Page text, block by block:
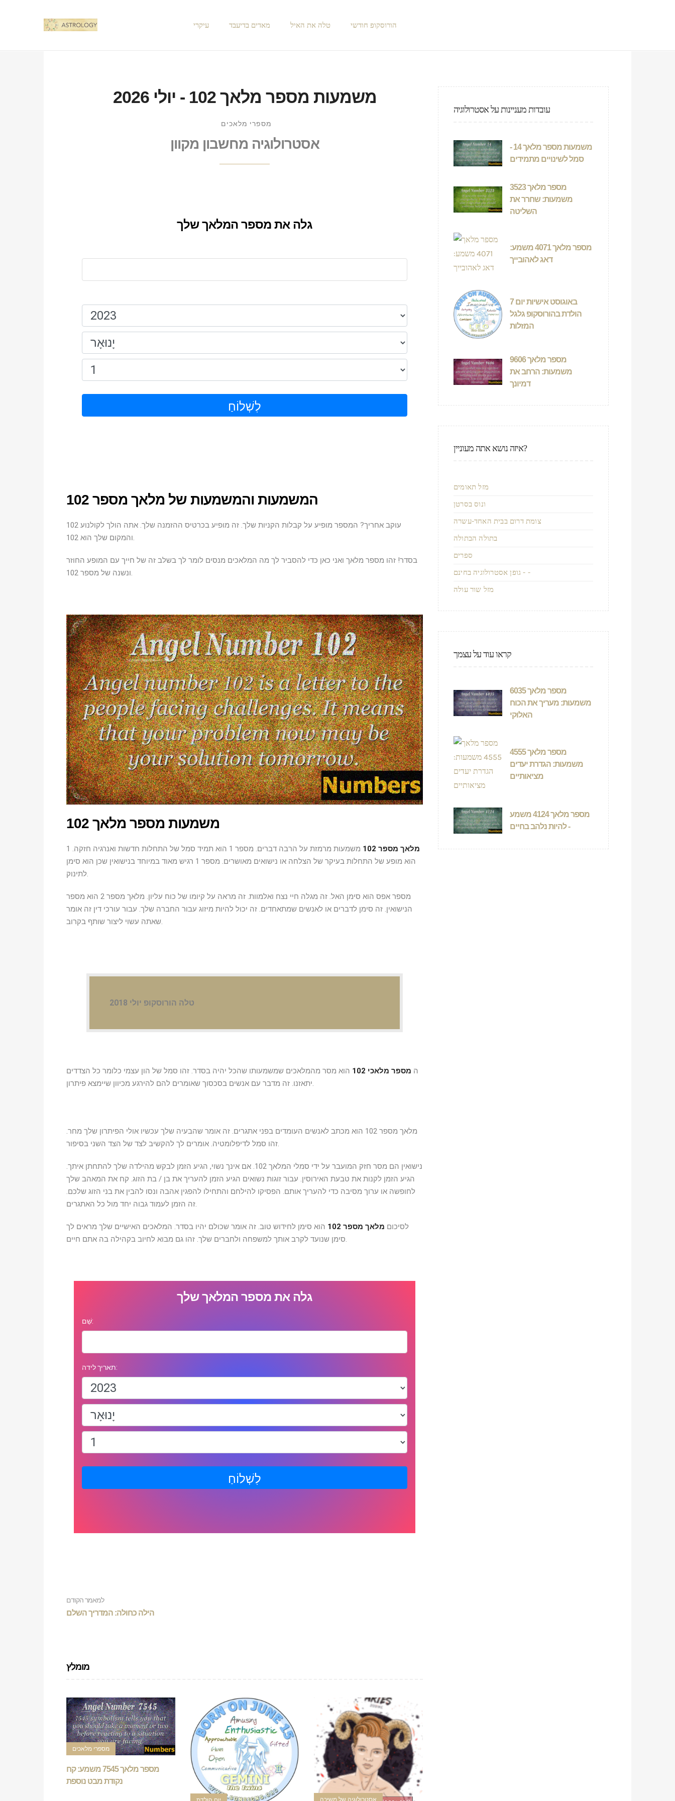
עיקרי מאדים בדיעבד טלה את האיל הורוסקופ חודשי
משמעות מספר מלאך 102 - יולי 2026
מספרי מלאכים
אסטרולוגיה מחשבון מקוון
גלה את מספר המלאך שלך
לִשְׁלוֹחַ
המשמעות והמשמעות של מלאך מספר 102
102 עוקב אחריך? המספר מופיע על קבלות הקניות שלך. זה מופיע בכרטיס ההזמנה שלך. אתה הולך לקולנוע
והמקום שלך הוא 102.
בסדר! זהו מספר מלאך ואני כאן כדי להסביר לך מה המלאכים מנסים לומר לך בשלב זה של חייך עם המופע החוזר
ונשנה של מספר 102.
משמעות מספר מלאך 102
מלאך מספר 102
משמעות מרמזת על הרבה דברים. מספר 1 הוא תמיד סמל של התחלות חדשות ואנרגיה חזקה. 1
הוא מופע של התחלות בעיקר של הצלחה או נישואים מאושרים. מספר 1 רגיש מאוד במיוחד בנישואין שכן הוא סימן
לתינוק.
מספר אפס הוא סימן האל. זה מגלה חיי נצח ואלמוות. זה מראה על קיומו של כוח עליון. מלאך מספר 2 הוא מספר
הנישואין. זה סימן לדברים או לאנשים שמתאחדים. זה יכול להיות מיזוג עבור החברה שלך. עבור עורכי דין זה אומר
שאתה עשוי ליצור שותף בקרוב.
טלה הורוסקופ יולי 2018
ה מספר מלאכי 102
הוא מסר מהמלאכים שמשמעותו שהכל יהיה בסדר. זהו סמל של הון עצמי כלומר כל הצדדים
יתאזנו. זה מדבר עם אנשים בסכסוך שאומרים להם להירגע מכיוון שיימצא פיתרון.
מלאך מספר 102 הוא מכתב לאנשים העומדים בפני אתגרים. זה אומר שהבעיה שלך עכשיו אולי הפיתרון שלך מחר.
זהו סמל לדיפלומטיה. אומרים לך להקשיב לצד של הצד השני בסיפור.
נישואין הם מסר חזק המועבר על ידי סמלי המלאך 102. אם אינך נשוי, הגיע הזמן לבקש מהילדה שלך להתחתן איתך.
הגיע הזמן לקנות את טבעת האירוסין. עבור זוגות נשואים הגיע הזמן להעריך את בן / בת הזוג. קח את המאהב שלך
לחופשה או ערוך מסיבה כדי להעריך אותם. הפסיקו להילחם והתחילו להפגין אהבה ונסו להבין את בני הזוג שלכם.
זה הזמן לעמוד גבוה יחד מול כל האתגרים.
לסיכום מלאך מספר 102
הוא סימן לחידוש טוב. זה אומר שכולם יהיו בסדר. המלאכים האישיים שלך מראים לך
סימן שנועד לקרב אותך למשפחה ולחברים שלך. זהו גם מבוא לחיוב בקהילה בה אתם חיים.
גלה את מספר המלאך שלך
שֵׁם:
תאריך לידה:
לִשְׁלוֹחַ
למאמר הקודם
הילה כחולה: המדריך השלם
מומלץ
מספרי מלאכים
מספר מלאך 7545 משמע: קח
נקודת מבט נוספת
עובדות מעניינות על אסטרולוגיה
משמעות מספר מלאך 14 -
סמל לשינויים מתמידים
מספר מלאך 3523
משמעות: שחרר את
השליטה
מספר מלאך 4071 משמע:
דאג לאהובייך
7 באוגוסט אישיות יום
הולדת בהורוסקופ גלגל
המזלות
מספר מלאך 9606
משמעות: הרחב את
דמיונך
איזה נושא אתה מעוניין?
מזל תאומים
ונוס בסרטן
צומת דרום בבית האחד-עשרה
בתולה הבתולה
ספרים
גופן אסטרולוגיה בחינם - -
מזל שור עולה
קראו עוד על עצמך
מספר מלאך 6035
משמעות: מעריך את הכוח
האלוקי
מספר מלאך 4555
משמעות: הגדרת יעדים
מציאותיים
מספר מלאך 4124 משמע
- להיות נלהב בחיים